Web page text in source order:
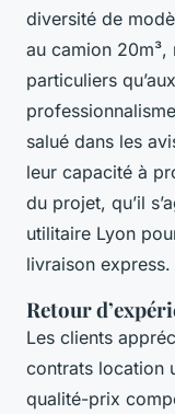
diversité de
au camion
particuliers
salué dans les
leur capacité à
du projet, qu’il
utilitaire Lyon
livraison express.
Retour
Les clients
contrats location
qualité-prix